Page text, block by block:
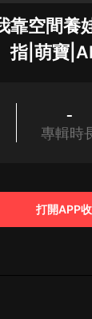
靠空間養
指|萌寶
-
專輯時
打開APP